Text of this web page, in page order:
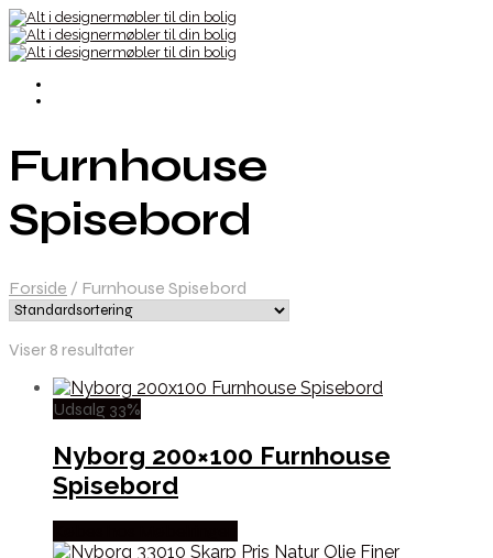
Furnhouse
Spisebord
Forside / Furnhouse Spisebord
Viser 8 resultater
Udsalg 33%
Nyborg 200×100 Furnhouse
Spisebord